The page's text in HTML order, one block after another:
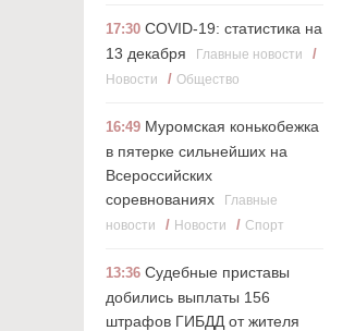
17:30 COVID-19: статистика на
13 декабря
Главные новости /
Новости / Общество
16:49 Муромская конькобежка
в пятерке сильнейших на
Всероссийских
соревнованиях
Главные
новости
/ Новости / Cпорт
13:36 Судебные приставы
добились выплаты 156
штрафов ГИБДД от жителя